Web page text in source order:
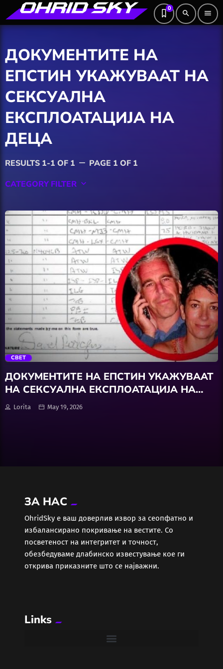
0
search menu
ДОКУМЕНТИТЕ НА
ЕПСТИН УКАЖУВААТ НА
СЕКСУАЛНА
ЕКСПЛОАТАЦИЈА НА
ДЕЦА
RESULTS 1-1 OF 1 remove PAGE 1 OF 1
CATEGORY FILTER keyboard_arrow_down
Hobby
Software
Wellness
АвтоКлуб
Балкан
Бизнис
Еротика
Забава
Здравје
Колумни
СВЕТ
ДОКУМЕНТИТЕ НА ЕПСТИН УКАЖУВААТ
НА СЕКСУАЛНА ЕКСПЛОАТАЦИЈА НА
ДЕЦА
Lorita May 19, 2026
ЗА НАС
ОhridSky е ваш доверлив извор за сеопфатно и
избалансирано покривање на вестите. Со
посветеност на интегритет и точност,
обезбедуваме длабинско известување кое ги
открива приказните што се најважни.
Links